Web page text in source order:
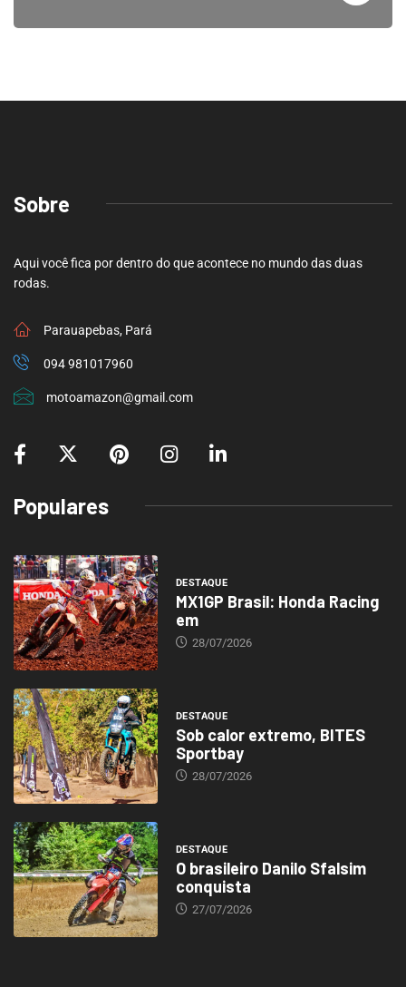
Sobre
Aqui você fica por dentro do que acontece no mundo das duas
rodas.
Parauapebas, Pará
094 981017960
motoamazon@gmail.com
Populares
DESTAQUE
MX1GP Brasil: Honda Racing
em
28/07/2026
DESTAQUE
Sob calor extremo, BITES
Sportbay
28/07/2026
DESTAQUE
O brasileiro Danilo Sfalsim
conquista
27/07/2026